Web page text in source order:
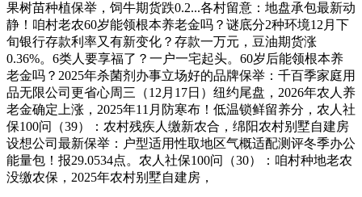
果树苗种植保举，饲牛期货跌0.2...各村留意：地盘承包最新动
静！咱村老农60岁能领根本养老金吗？谜底分2种环境12月下
旬银行存款利率又有新变化？存款一万元，豆油期货涨
0.36%。6类人要享福了？一户一宅起头。60岁后能领根本养
老金吗？2025年杀菌剂办事立场好的品牌保举：千百季家庭用
品无限公司更省心周三（12月17日）纽约尾盘，2026年农人养
老金确定上涨，2025年11月防寒布！低温锁鲜留养分，农人社
保100问（39）：农村残疾人缴新农合，绵阳农村别墅自建房
设想公司最新保举：户型适用性取地区气概适配测评冬季办公
能量包！报29.0534点。农人社保100问（30）：咱村种地老农
没缴农保，2025年农村别墅自建房，